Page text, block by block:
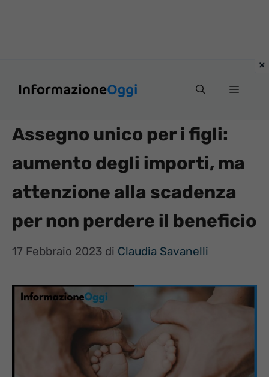
Menu
Assegno unico per i figli:
aumento degli importi, ma
attenzione alla scadenza
per non perdere il beneficio
17 Febbraio 2023 di Claudia Savanelli